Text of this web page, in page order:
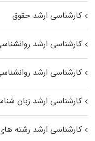
کارشناسی ارشد حقوق
کارشناسی ارشد
کارشناسی ارشد
کارشناسی ارشد زبان
کارشناسی ارشد رﺷﺘﻪ